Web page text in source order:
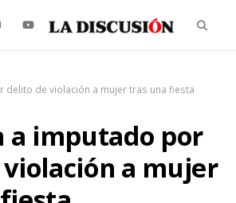
delito de violación a mujer tras una fiesta
a imputado por
a mujer